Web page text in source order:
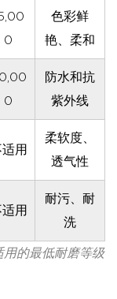
0
色彩鲜
艳、柔和
0
防水和抗
紫外线
用
柔软度、
透气性
用
耐污、耐
洗
的最低耐磨等级